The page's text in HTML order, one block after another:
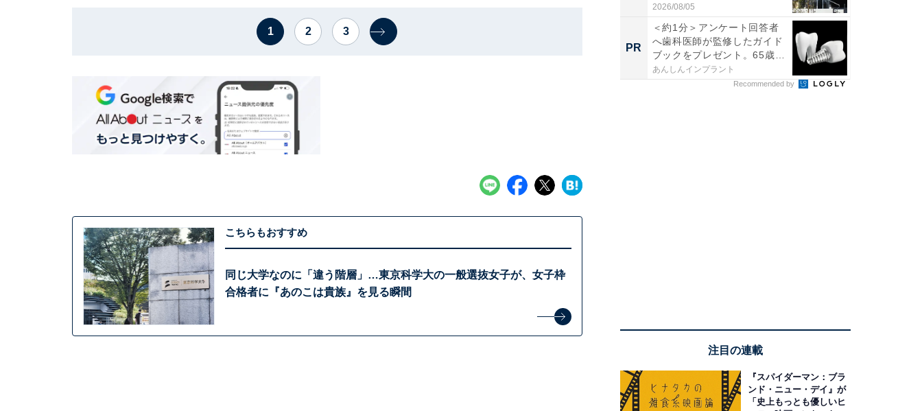
1 2 3
こちらもおすすめ
同じ大学なのに「違う階層」…東京科学大の一般選抜女子が、女子枠
合格者に『あのこは貴族』を見る瞬間
2026/08/05
PR
＜約1分＞アンケート回答者
へ歯科医師が監修したガイド
ブックをプレゼント。65歳
以...
あんしんインプラント
Recommended by
注目の連載
『スパイダーマン：ブラ
ンド・ニュー・デイ』が
「史上もっとも優しいヒ